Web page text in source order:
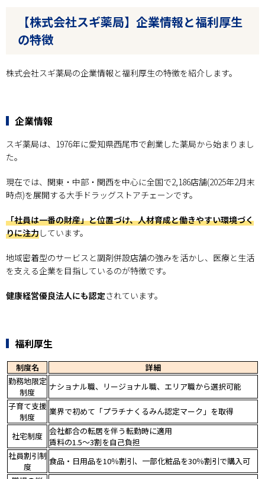
【株式会社スギ薬局】企業情報と福利厚生
の特徴
株式会社スギ薬局の企業情報と福利厚生の特徴を紹介します。
企業情報
スギ薬局は、1976年に愛知県西尾市で創業した薬局から始まりまし
た。
現在では、関東・中部・関西を中心に全国で2,186店舗(2025年2月末
時点)を展開する大手ドラッグストアチェーンです。
「社員は一番の財産」と位置づけ、人材育成と働きやすい環境づく
りに注力しています。
地域密着型のサービスと調剤併設店舗の強みを活かし、医療と生活
を支える企業を目指しているのが特徴です。
健康経営優良法人にも認定されています。
福利厚生
制度名
詳細
勤務地限定
制度
ナショナル職、リージョナル職、エリア職から選択可能
子育て支援
制度
業界で初めて「プラチナくるみん認定マーク」を取得
社宅制度 会社都合の転居を伴う転勤時に適用
賃料の1.5〜3割を自己負担
社員割引制
度
食品・日用品を10％割引、一部化粧品を30％割引で購入可